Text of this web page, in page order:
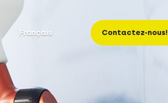
Français Contactez-nous!